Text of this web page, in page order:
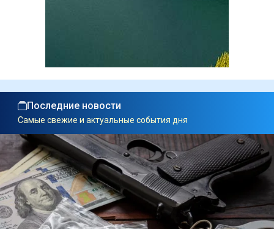
Последние новости
Самые свежие и актуальные события дня